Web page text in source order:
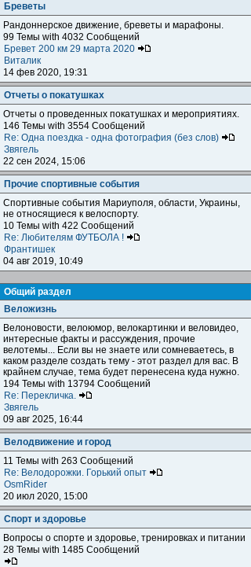
Бреветы
Рандоннерское движение, бреветы и марафоны.
99 Темы with 4032 Сообщений
Бревет 200 км 29 марта 2020
Виталик
14 фев 2020, 19:31
Отчеты о покатушках
Отчеты о проведенных покатушках и мероприятиях.
146 Темы with 3554 Сообщений
Re: Одна поездка - одна фотография (без слов)
Звягель
22 сен 2024, 15:06
Прочие спортивные события
Спортивные события Мариуполя, области, Украины,
не относящиеся к велоспорту.
10 Темы with 422 Сообщений
Re: Любителям ФУТБОЛА !
Франтишек
04 авг 2019, 10:49
Общий раздел
Веложизнь
Велоновости, велоюмор, велокартинки и веловидео,
интересные факты и рассуждения, прочие
велотемы... Если вы не знаете или сомневаетесь, в
каком разделе создать тему - этот раздел для вас. В
крайнем случае, тема будет перенесена куда нужно.
194 Темы with 13794 Сообщений
Re: Перекличка.
Звягель
09 авг 2025, 16:44
Велодвижение и город
11 Темы with 263 Сообщений
Re: Велодорожки. Горький опыт
OsmRider
20 июл 2020, 15:00
Спорт и здоровье
Вопросы о спорте и здоровье, тренировках и питании
28 Темы with 1485 Сообщений